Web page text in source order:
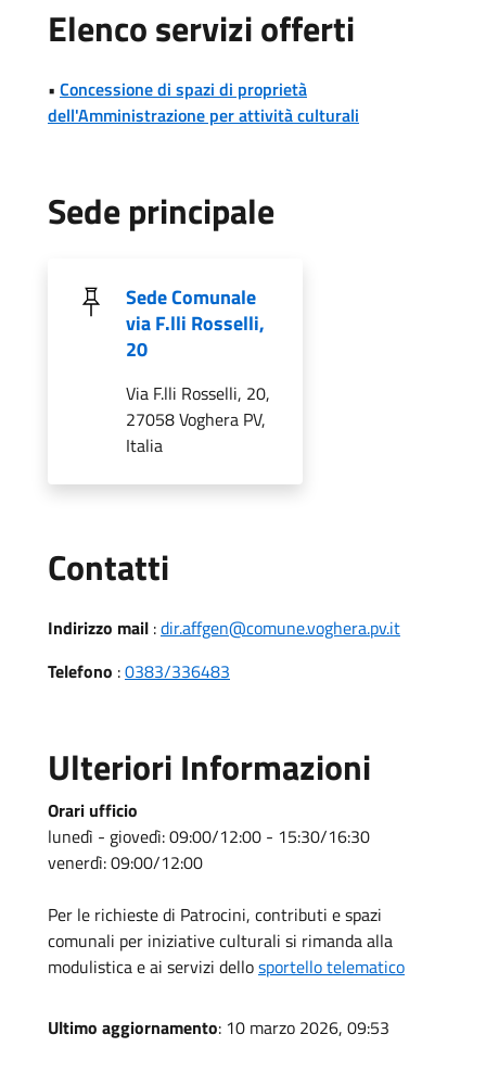
Elenco servizi offerti
• Concessione di spazi di proprietà
dell'Amministrazione per attività culturali
Sede principale
Sede Comunale
via F.lli Rosselli,
20
Via F.lli Rosselli, 20,
27058 Voghera PV,
Italia
Contatti
Indirizzo mail :dir.affgen@comune.voghera.pv.it
Telefono :0383/336483
Ulteriori Informazioni
Orari ufficio
lunedì - giovedì: 09:00/12:00 - 15:30/16:30
venerdì: 09:00/12:00
Per le richieste di Patrocini, contributi e spazi
comunali per iniziative culturali si rimanda alla
modulistica e ai servizi dellosportello telematico
Ultimo aggiornamento: 10 marzo 2026, 09:53